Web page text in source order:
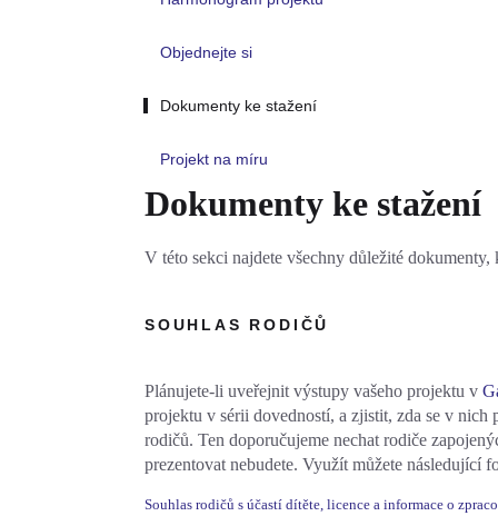
Objednejte si
Dokumenty ke stažení
Projekt na míru
Dokumenty ke stažení
V této sekci najdete všechny důležité
SOUHLAS RODIČŮ
Plánujete-li uveřejnit výstupy vašeho projektu v
projektu v sérii dovedností, a zjistit, zda se v
rodičů. Ten doporučujeme nechat rodiče
prezentovat nebudete. Využít můžete následující
Souhlas rodičů s účastí dítěte, licence a informace o